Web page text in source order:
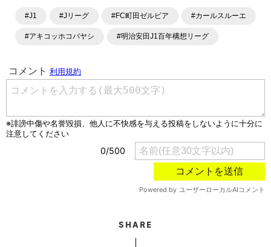
ます。「X」「Instagram」「YouTube」「TikTok」など、
#J1 #Jリーグ #FC町田ゼルビア #カールスルーエ
#アキコッホコバヤシ #明治安田J1百年構想リーグ
SHARE